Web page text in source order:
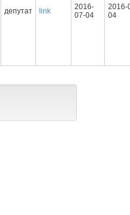
депутат link
2016-
07-04
2016-
04